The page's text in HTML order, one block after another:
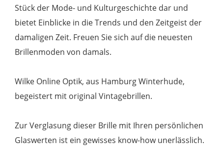
Stück der Mode- und Kulturgeschichte dar und
bietet Einblicke in die Trends und den Zeitgeist der
damaligen Zeit. Freuen Sie sich auf die neuesten
Brillenmoden von damals.
Wilke Online Optik, aus Hamburg Winterhude,
begeistert mit original Vintagebrillen.
Zur Verglasung dieser Brille mit Ihren persönlichen
Glaswerten ist ein gewisses know-how unerlässlich.